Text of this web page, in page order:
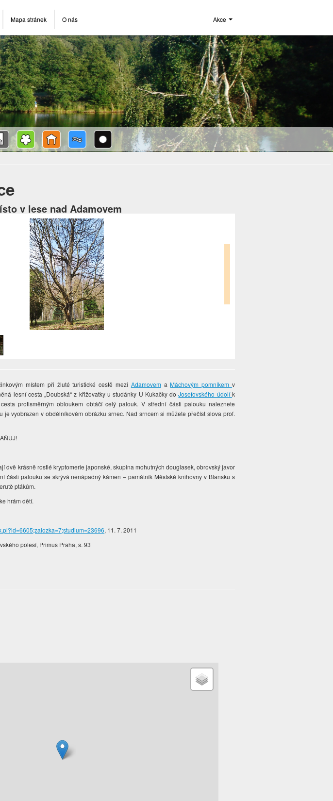
Mapa stránek O nás Akce
v lese nad Adamovem
místem při žluté turistické cestě mezi AdamovemaMáchovým pomníkemv
lesní cesta „Doubská“ z křižovatky u studánky U Kukačky doJosefovského údolík
protisměrným obloukem obtáčí celý palouk. V střední části palouku naleznete
je vyobrazen v obdélníkovém obrázku srnec. Nad srncem si můžete přečíst slova prof.
dvě krásně rostlé kryptomerie japonské, skupina mohutných douglasek, obrovský javor
části palouku se skrývá nenápadný kámen – památník Městské knihovny v Blansku s
ptákům.
hrám dětí.
, 11. 7. 2011
polesí, Primus Praha, s. 93